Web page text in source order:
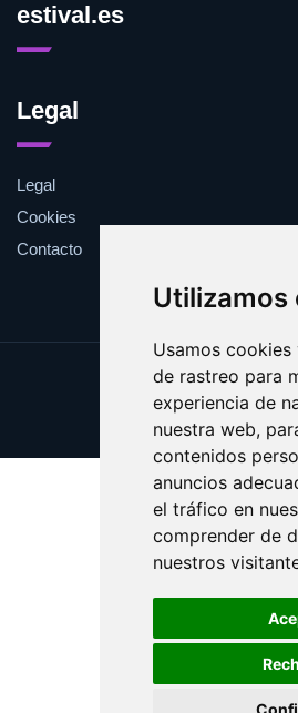
Utilizamos
Usamos
de rastreo para
experiencia de
nuestra web,
contenidos
anuncios
el tráfico en
comprender de
nuestros
estival.es
Legal
Legal
Cookies
Contacto
Update cookies
Copyright © 2025